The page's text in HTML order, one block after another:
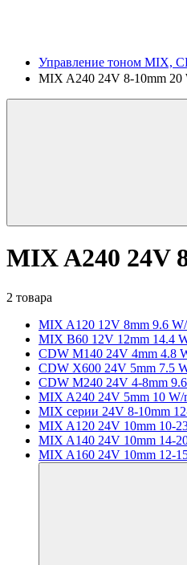
Управление тоном MIX,
MIX A240 24V 8-10mm 20
MIX A240 24V
2 товара
MIX A120 12V 8mm 9.6
MIX B60 12V 12mm 14.4
CDW M140 24V 4mm 4.8
CDW X600 24V 5mm 7.5
CDW M240 24V 4-8mm
MIX A240 24V 5mm 10 W/
MIX серии 24V 8-10mm
MIX A120 24V 10mm 10-
MIX A140 24V 10mm 14-
MIX A160 24V 10mm 12-